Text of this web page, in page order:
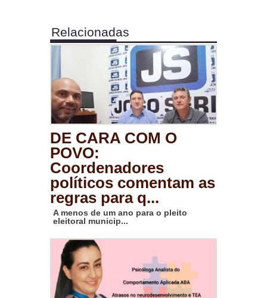
Relacionadas
DE CARA COM O
POVO:
Coordenadores
políticos comentam as
regras para q...
A menos de um ano para o pleito
eleitoral municip...